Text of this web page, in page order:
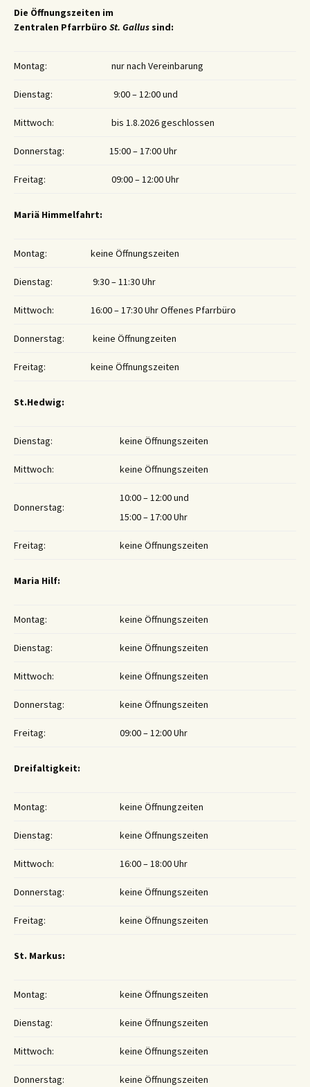
Die Öffnungszeiten im
Zentralen Pfarrbüro St. Gallus sind:
Montag: nur nach Vereinbarung
Dienstag: 9:00 – 12:00 und
Mittwoch: bis 1.8.2026 geschlossen
Donnerstag: 15:00 – 17:00 Uhr
Freitag: 09:00 – 12:00 Uhr
Mariä Himmelfahrt:
Montag: keine Öffnungszeiten
Dienstag: 9:30 – 11:30 Uhr
Mittwoch: 16:00 – 17:30 Uhr Offenes Pfarrbüro
Donnerstag: keine Öffnungzeiten
Freitag: keine Öffnungszeiten
St.Hedwig:
Dienstag: keine Öffnungszeiten
Mittwoch: keine Öffnungszeiten
Donnerstag:
10:00 – 12:00 und
15:00 – 17:00 Uhr
Freitag: keine Öffnungszeiten
Maria Hilf:
Montag: keine Öffnungszeiten
Dienstag: keine Öffnungszeiten
Mittwoch: keine Öffnungszeiten
Donnerstag: keine Öffnungszeiten
Freitag: 09:00 – 12:00 Uhr
Dreifaltigkeit:
Montag: keine Öffnungzeiten
Dienstag: keine Öffnungszeiten
Mittwoch: 16:00 – 18:00 Uhr
Donnerstag: keine Öffnungszeiten
Freitag: keine Öffnungszeiten
St. Markus:
Montag: keine Öffnungszeiten
Dienstag: keine Öffnungszeiten
Mittwoch: keine Öffnungszeiten
Donnerstag: keine Öffnungszeiten